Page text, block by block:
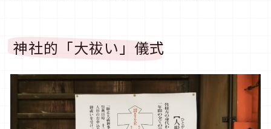
神社的「大祓い」儀式